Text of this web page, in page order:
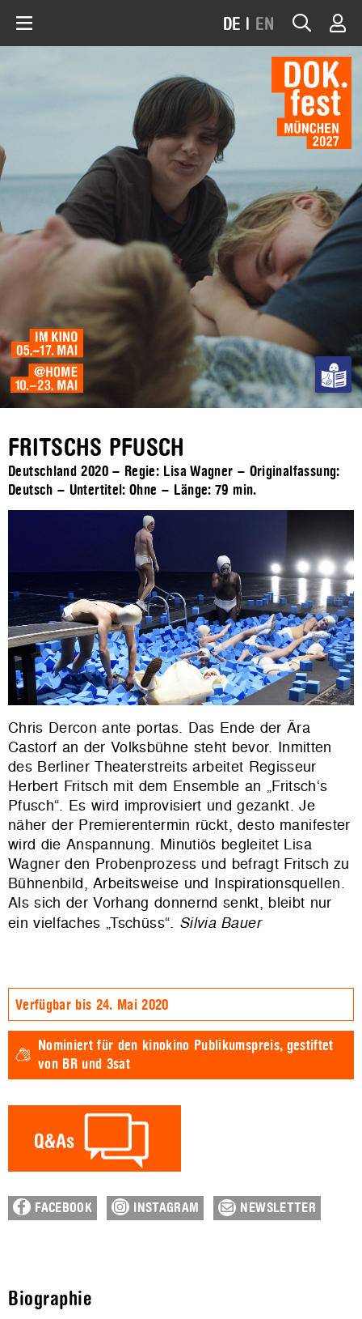
DE | EN
FRITSCHS PFUSCH
Deutschland 2020 – Regie: Lisa Wagner – Originalfassung:
Deutsch – Untertitel: Ohne – Länge:79 min.
Chris Dercon ante portas. Das Ende der Ära
Castorf an der Volksbühne steht bevor. Inmitten
des Berliner Theaterstreits arbeitet Regisseur
Herbert Fritsch mit dem Ensemble an „Fritsch‘s
Pfusch“. Es wird improvisiert und gezankt. Je
näher der Premierentermin rückt, desto manifester
wird die Anspannung. Minutiös begleitet Lisa
Wagner den Probenprozess und befragt Fritsch zu
Bühnenbild, Arbeitsweise und Inspirationsquellen.
Als sich der Vorhang donnernd senkt, bleibt nur
ein vielfaches „Tschüss“. Silvia Bauer
Verfügbar bis 24. Mai 2020
Nominiert für den kinokino Publikumspreis, gestiftet
von BR und 3sat
FACEBOOK INSTAGRAM NEWSLETTER
Biographie